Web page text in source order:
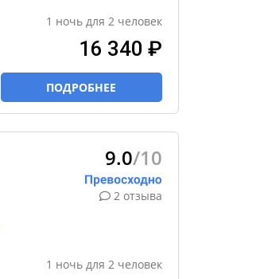
1 ночь для 2 человек
16 340 ₽
ПОДРОБНЕЕ
9.0/10
2 отзыва
1 ночь для 2 человек